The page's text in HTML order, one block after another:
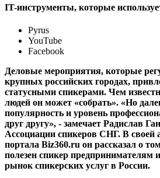
IT-инструменты, которые
Pyrus
YouTube
Facebook
Деловые мероприятия, которые
крупных российских городах,
статусными спикерами. Чем
людей он может «собрать». «Но
популярность и уровень
друг другу», - замечает Радислав
Ассоциации спикеров СНГ. В своей
портала Biz360.ru он рассказал о
полезен спикер предпринимателям
рынок спикерских услуг в России.